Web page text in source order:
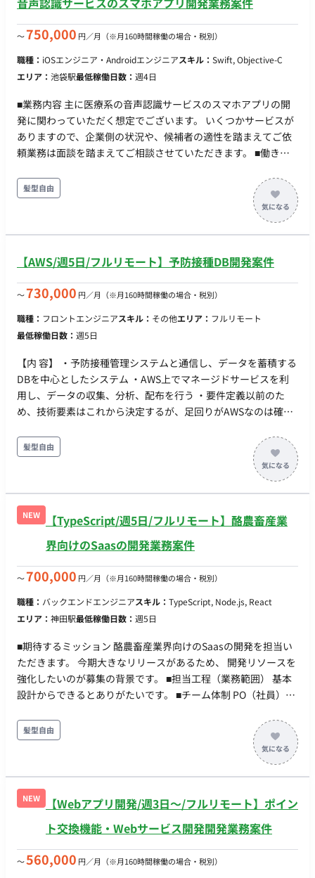
〜750,000 円／月 （※月160時間稼働の場合・税別）
職種： iOSエンジニア・Androidエンジニアスキル： Swift, Objective-C
エリア： 池袋駅最低稼働日数： 週4日
■業務内容 主に医療系の音声認識サービスのスマホアプリの開
発に関わっていただく想定でございます。 いくつかサービスが
ありますので、企業側の状況や、候補者の適性を踏まえてご依
頼業務は面談を踏まえてご相談させていただきます。 ■働き方
モート：併用可
髪型自由
【AWS/週5日/フルリモート】予防接種DB開発案件
〜730,000 円／月 （※月160時間稼働の場合・税別）
職種： フロントエンジニアスキル： その他エリア： フルリモート
最低稼働日数： 週5日
【内 容】 ・予防接種管理システムと通信し、データを蓄積する
DBを中心としたシステム ・AWS上でマネージドサービスを利
用し、データの収集、分析、配布を行う ・要件定義以前のた
め、技術要素はこれから決定するが、足回りがAWSなのは確定
【場 所】原則フルリモート（PCセットアップで初日出社を想
定） ※但し状況によっては出社有のため関東近郊でお探しして
髪型自由
NEW
【TypeScript/週5日/フルリモート】酪農畜産業
界向けのSaasの開発業務案件
〜700,000 円／月 （※月160時間稼働の場合・税別）
職種： バックエンドエンジニアスキル： TypeScript, Node.js, React
エリア： 神田駅最低稼働日数： 週5日
■期待するミッション 酪農畜産業界向けのSaasの開発を担当い
ただきます。 今期大きなリリースがあるため、 開発リソースを
強化したいのが募集の背景です。 ■担当工程（業務範囲） 基本
設計からできるとありがたいです。 ■チーム体制 PO（社員）
エンジニア ■業務の流れ アジャイル開発(スクラム) スプリント
は2週間です。 デイリーMTGが平日10時に出れるのであれば、
言語: Javascript, Typescript ・ライブラリ: Next.js, express,
AWS Amplify, tRPC, prisma ・アプリケーションインフラ:
Amazon Lambda, Amazon S3, Amazon API Gateway, Amazon
RDS, Amazon Cognito, Amazon EC2 ・IaaC：AWS CDK ・その
モートにてご稼働いただけます。 ■働き方 稼働時間帯は不問で
髪型自由
NEW
【Webアプリ開発/週3日〜/フルリモート】ポイン
ト交換機能・Webサービス開発開発業務案件
〜560,000 円／月 （※月160時間稼働の場合・税別）